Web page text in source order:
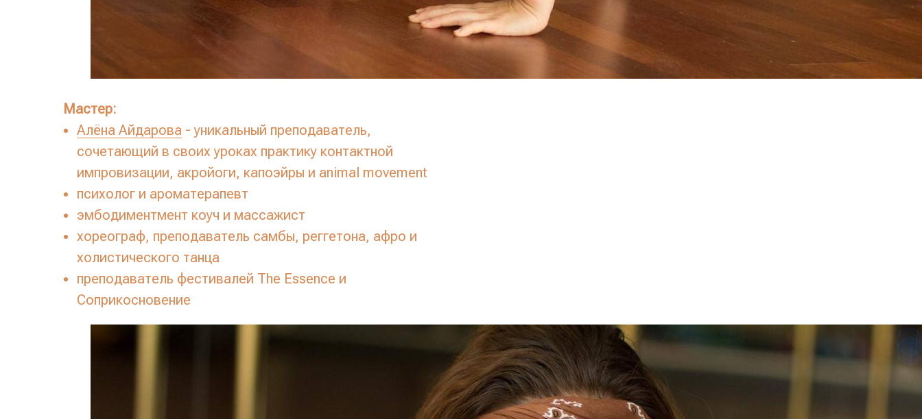
Мастер:
Алёна Айдарова - уникальный преподаватель,
сочетающий в своих уроках практику контактной
импровизации, акройоги, капоэйры и animal movement
психолог и ароматерапевт
эмбодиментмент коуч и массажист
хореограф, преподаватель самбы, реггетона, афро и
холистического танца
преподаватель фестивалей The Essence и
Соприкосновение